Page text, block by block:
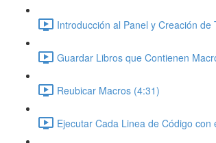
Introducción al Panel y Creación
Guardar Libros que Contienen
Reubicar Macros (4:31)
Ejecutar Cada Linea de Código con